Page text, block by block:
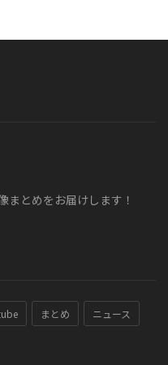
まとめをお届けします！
まとめ ニュース